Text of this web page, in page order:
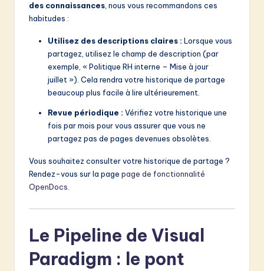
des connaissances , nous vous recommandons ces
habitudes :
Utilisez des descriptions claires : Lorsque vous
partagez, utilisez le champ de description (par
exemple, « Politique RH interne – Mise à jour
juillet »). Cela rendra votre historique de partage
beaucoup plus facile à lire ultérieurement.
Revue périodique : Vérifiez votre historique une
fois par mois pour vous assurer que vous ne
partagez pas de pages devenues obsolètes.
Vous souhaitez consulter votre historique de partage ?
Rendez-vous sur la page page de fonctionnalité
OpenDocs
Le Pipeline de Visual
Paradigm : le pont